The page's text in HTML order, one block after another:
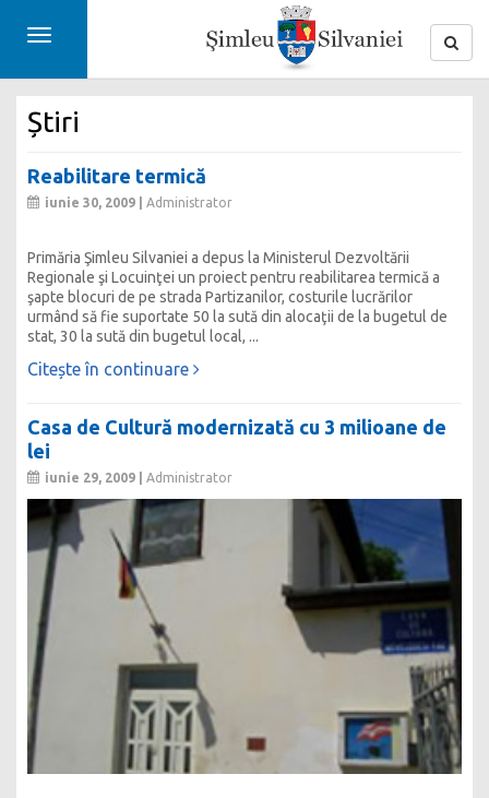
Toggle
Știri
Reabilitare termică
iunie 30, 2009 | Administrator
Primăria Şimleu Silvaniei a depus la Ministerul Dezvoltării
Regionale şi Locuinţei un proiect pentru reabilitarea termică a
şapte blocuri de pe strada Partizanilor, costurile lucrărilor
urmând să fie suportate 50 la sută din alocaţii de la bugetul de
stat, 30 la sută din bugetul local, ...
Citește în continuare
Casa de Cultură modernizată cu 3 milioane de
lei
iunie 29, 2009 | Administrator